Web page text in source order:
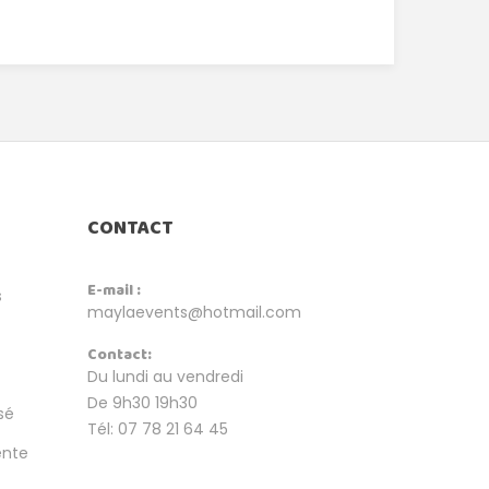
CONTACT
E-mail :
maylaevents@hotmail.com
Contact:
Du lundi au vendredi
De 9h30 19h30
Tél: 07 78 21 64 45